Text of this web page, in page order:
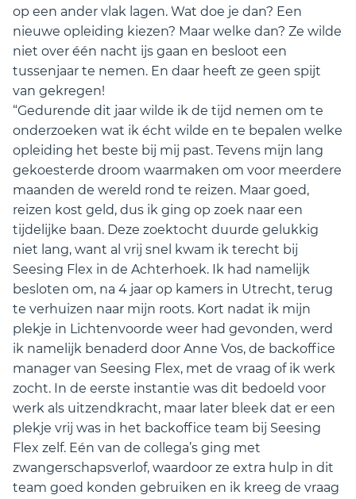
op een ander vlak lagen. Wat doe je dan? Een
nieuwe opleiding kiezen? Maar welke dan? Ze wilde
niet over één nacht ijs gaan en besloot een
tussenjaar te nemen. En daar heeft ze geen spijt
van gekregen!
“Gedurende dit jaar wilde ik de tijd nemen om te
onderzoeken wat ik écht wilde en te bepalen welke
opleiding het beste bij mij past. Tevens mijn lang
gekoesterde droom waarmaken om voor meerdere
maanden de wereld rond te reizen. Maar goed,
reizen kost geld, dus ik ging op zoek naar een
tijdelijke baan. Deze zoektocht duurde gelukkig
niet lang, want al vrij snel kwam ik terecht bij
Seesing Flex in de Achterhoek. Ik had namelijk
besloten om, na 4 jaar op kamers in Utrecht, terug
te verhuizen naar mijn roots. Kort nadat ik mijn
plekje in Lichtenvoorde weer had gevonden, werd
ik namelijk benaderd door Anne Vos, de backoffice
manager van Seesing Flex, met de vraag of ik werk
zocht. In de eerste instantie was dit bedoeld voor
werk als uitzendkracht, maar later bleek dat er een
plekje vrij was in het backoffice team bij Seesing
Flex zelf. Eén van de collega’s ging met
zwangerschapsverlof, waardoor ze extra hulp in dit
team goed konden gebruiken en ik kreeg de vraag